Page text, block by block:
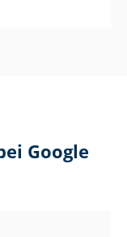
Google